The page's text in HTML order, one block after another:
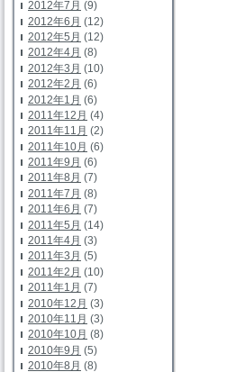
2012年7月 (9)
2012年6月 (12)
2012年5月 (12)
2012年4月 (8)
2012年3月 (10)
2012年2月 (6)
2012年1月 (6)
2011年12月 (4)
2011年11月 (2)
2011年10月 (6)
2011年9月 (6)
2011年8月 (7)
2011年7月 (8)
2011年6月 (7)
2011年5月 (14)
2011年4月 (3)
2011年3月 (5)
2011年2月 (10)
2011年1月 (7)
2010年12月 (3)
2010年11月 (3)
2010年10月 (8)
2010年9月 (5)
2010年8月 (8)